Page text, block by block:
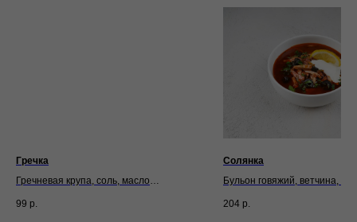
Гречка
Гречневая крупа, соль, масло
99 р.
Солянка
Бульон говяжий, ветчина,
подсолнечное, огурцы
204 р.